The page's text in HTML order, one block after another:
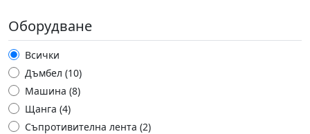
Оборудване
Всички
Дъмбел (10)
Машина (8)
Щанга (4)
Съпротивителна лента (2)